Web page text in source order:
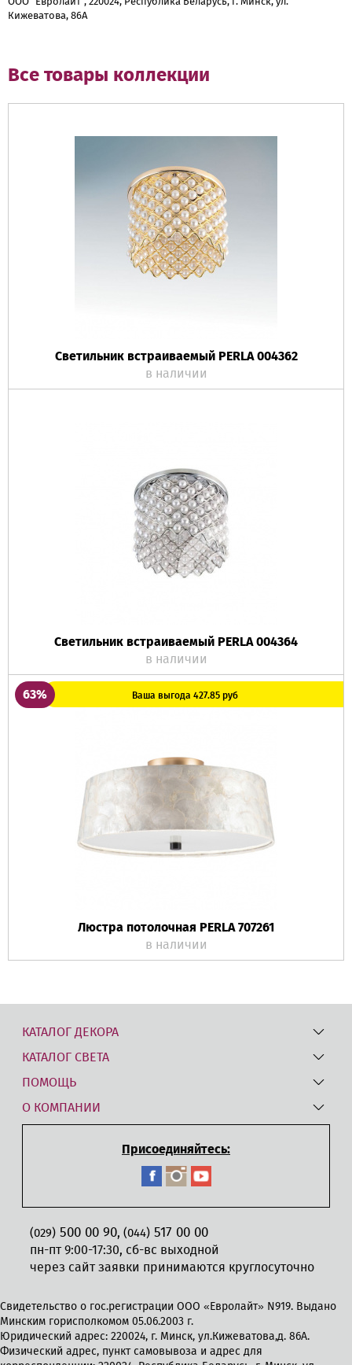
Кижеватова, 86А
Все товары коллекции
Светильник встраиваемый PERLA 004362
в наличии
Светильник встраиваемый PERLA 004364
в наличии
63% Ваша выгода 427.85 руб
Люстра потолочная PERLA 707261
в наличии
КАТАЛОГ ДЕКОРА
КАТАЛОГ СВЕТА
ПОМОЩЬ
О КОМПАНИИ
Присоединяйтесь:
(029) 500 00 90, (044) 517 00 00
пн-пт 9:00-17:30, сб-вс выходной
через сайт заявки принимаются круглосуточно
Свидетельство о гос.регистрации ООО «Евролайт» N919. Выдано
Минским горисполкомом 05.06.2003 г.
Юридический адрес: 220024, г. Минск, ул.Кижеватова,д. 86А.
Физический адрес, пункт самовывоза и адрес для